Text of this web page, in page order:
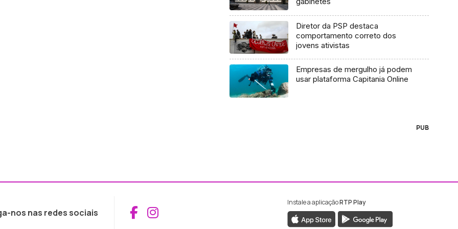
Diretor da PSP destaca
comportamento correto dos
jovens ativistas
Empresas de mergulho já podem
usar plataforma Capitania Online
PUB
nos nas redes sociais Aceder ao Facebook da RTP Madeira
Aceder ao Instagram da RTP Madeira
Instale a aplicaçãoRTP Play